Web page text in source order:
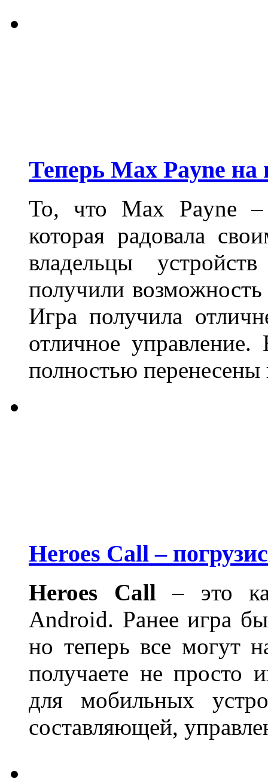
Теперь Max Payne
То, что Max Payne –
которая радовала
владельцы
получили возможность
Игра получила
отличное
полностью
Heroes Call –
Heroes Call – это
Android. Ранее игра
но теперь все могут
получаете не просто
для мобильных
составляющей,